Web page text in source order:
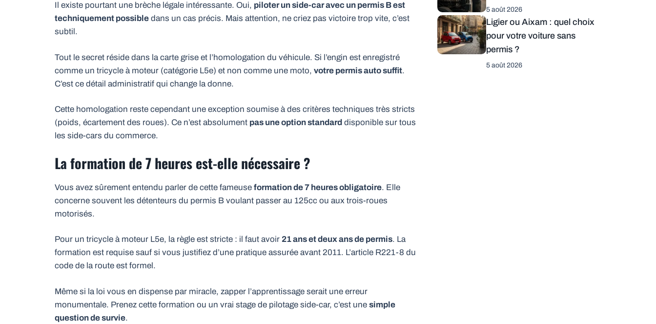
Il existe pourtant une brèche légale intéressante. Oui, piloter un side-car avec un permis B est
techniquement possible dans un cas précis. Mais attention, ne criez pas victoire trop vite, c’est
subtil.
Tout le secret réside dans la carte grise et l’homologation du véhicule. Si l’engin est enregistré
comme un tricycle à moteur (catégorie L5e) et non comme une moto, votre permis auto suffit.
C’est ce détail administratif qui change la donne.
Cette homologation reste cependant une exception soumise à des critères techniques très stricts
(poids, écartement des roues). Ce n’est absolument pas une option standard disponible sur tous
les side-cars du commerce.
La formation de 7 heures est-elle nécessaire ?
Vous avez sûrement entendu parler de cette fameuse formation de 7 heures obligatoire. Elle
concerne souvent les détenteurs du permis B voulant passer au 125cc ou aux trois-roues
motorisés.
Pour un tricycle à moteur L5e, la règle est stricte : il faut avoir 21 ans et deux ans de permis. La
formation est requise sauf si vous justifiez d’une pratique assurée avant 2011. L’article R221-8 du
code de la route est formel.
Même si la loi vous en dispense par miracle, zapper l’apprentissage serait une erreur
monumentale. Prenez cette formation ou un vrai stage de pilotage side-car, c’est une simple
question de survie.
5 août 2026
Ligier ou Aixam : quel choix
pour votre voiture sans
permis ?
5 août 2026